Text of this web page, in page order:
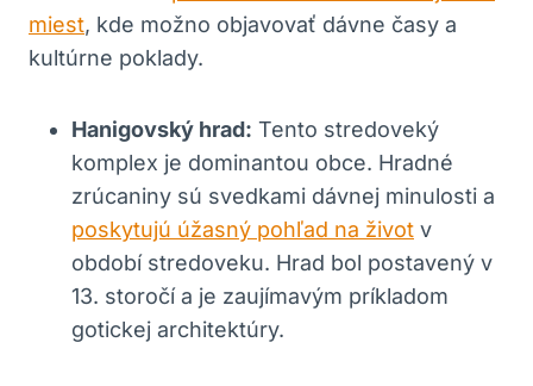
miest, kde možno objavovať dávne časy a
kultúrne poklady.
Hanigovský hrad: Tento stredoveký
komplex je dominantou obce. Hradné
zrúcaniny sú svedkami dávnej minulosti a
poskytujú úžasný pohľad na život v
období stredoveku. Hrad bol postavený v
13. storočí a je zaujímavým príkladom
gotickej architektúry.